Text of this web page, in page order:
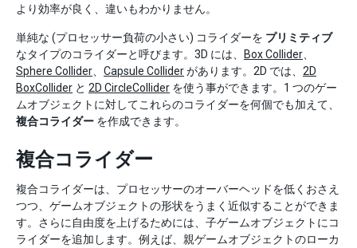
より効率が良く、違いもわかりません。
単純な (プロセッサー負荷の小さい) コライダーを プリミティブ
なタイプのコライダーと呼びます。3D には、
Box Collider
Sphere Collider
Capsule Colliderがあります。2D では、 2D
BoxCollider と 2D CircleCollider を使う事ができます。1 つのゲー
ムオブジェクトに対してこれらのコライダーを何個でも加えて、
複合コライダー を作成できます。
複合コライダー
複合コライダーは、プロセッサーのオーバーヘッドを低くおさえ
つつ、ゲームオブジェクトの形状をうまく近似することができま
す。さらに自由度を上げるためには、子ゲームオブジェクトにコ
ライダーを追加します。例えば、親ゲームオブジェクトのローカ